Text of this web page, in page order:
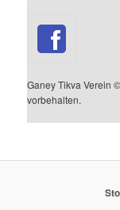
Ganey Tikva Verein
vorbehalten.